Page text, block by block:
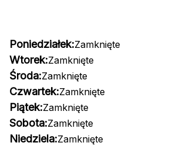
Poniedziałek:Zamknięte
Wtorek:Zamknięte
Środa:Zamknięte
Czwartek:Zamknięte
Piątek:Zamknięte
Sobota:Zamknięte
Niedziela:Zamknięte